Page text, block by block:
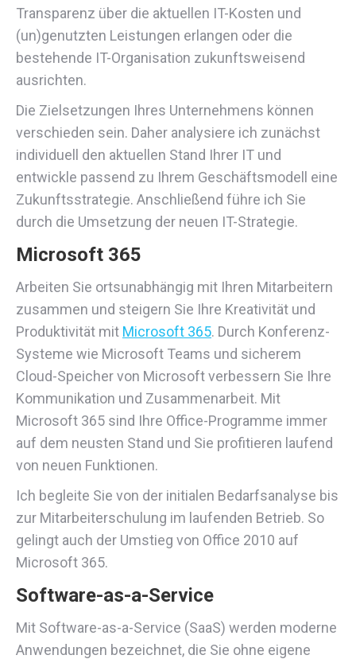
Transparenz über die aktuellen IT-Kosten und
(un)genutzten Leistungen erlangen oder die
bestehende IT-Organisation zukunftsweisend
ausrichten.
Die Zielsetzungen Ihres Unternehmens können
verschieden sein. Daher analysiere ich zunächst
individuell den aktuellen Stand Ihrer IT und
entwickle passend zu Ihrem Geschäftsmodell eine
Zukunftsstrategie. Anschließend führe ich Sie
durch die Umsetzung der neuen IT-Strategie.
Microsoft 365
Arbeiten Sie ortsunabhängig mit Ihren Mitarbeitern
zusammen und steigern Sie Ihre Kreativität und
Produktivität mit Microsoft 365. Durch Konferenz-
Systeme wie Microsoft Teams und sicherem
Cloud-Speicher von Microsoft verbessern Sie Ihre
Kommunikation und Zusammenarbeit. Mit
Microsoft 365 sind Ihre Office-Programme immer
auf dem neusten Stand und Sie profitieren laufend
von neuen Funktionen.
Ich begleite Sie von der initialen Bedarfsanalyse bis
zur Mitarbeiterschulung im laufenden Betrieb. So
gelingt auch der Umstieg von Office 2010 auf
Microsoft 365.
Software-as-a-Service
Mit Software-as-a-Service (SaaS) werden moderne
Anwendungen bezeichnet, die Sie ohne eigene